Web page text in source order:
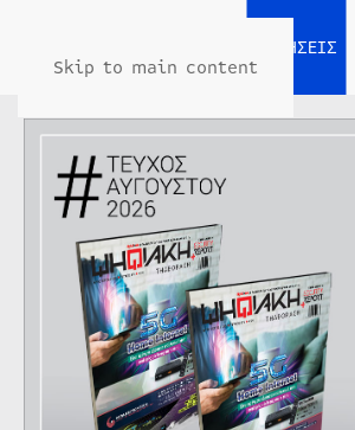
Skip to main content
ΕΙΔΗΣΕΙΣ